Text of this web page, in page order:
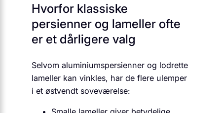
Hvorfor klassiske
persienner og lameller ofte
er et dårligere valg
Selvom aluminiumspersienner og lodrette
lameller kan vinkles, har de flere ulemper
i et østvendt soveværelse: